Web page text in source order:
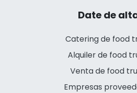
Date de
Catering de food
Alquiler de food
Venta de food
Empresas